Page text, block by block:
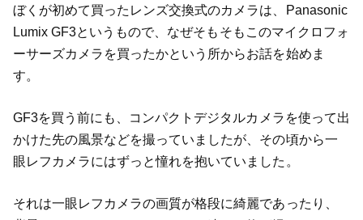
ぼくが初めて買ったレンズ交換式のカメラは、Panasonic
Lumix GF3というもので、なぜそもそもこのマイクロフォ
ーサーズカメラを買ったかという所からお話を始めま
す。
GF3を買う前にも、コンパクトデジタルカメラを使って出
かけた先の風景などを撮っていましたが、その頃から一
眼レフカメラにはずっと憧れを抱いていました。
それは一眼レフカメラの画質が格段に綺麗であったり、